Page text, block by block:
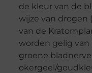
de kleur van de
wijze van drogen
van de
worden gelig
groene
okergeel/